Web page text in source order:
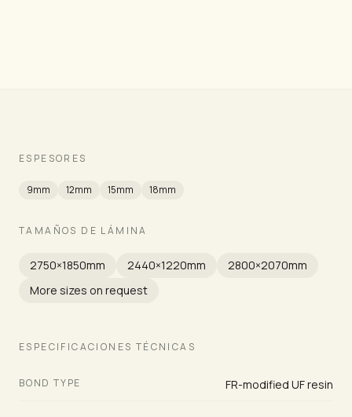
ESPESORES
9mm 12mm 15mm 18mm
TAMAÑOS DE LÁMINA
2750×1850mm 2440×1220mm
2800×2070mm
More sizes on request
ESPECIFICACIONES TÉCNICAS
BOND TYPE FR-modified UF resin